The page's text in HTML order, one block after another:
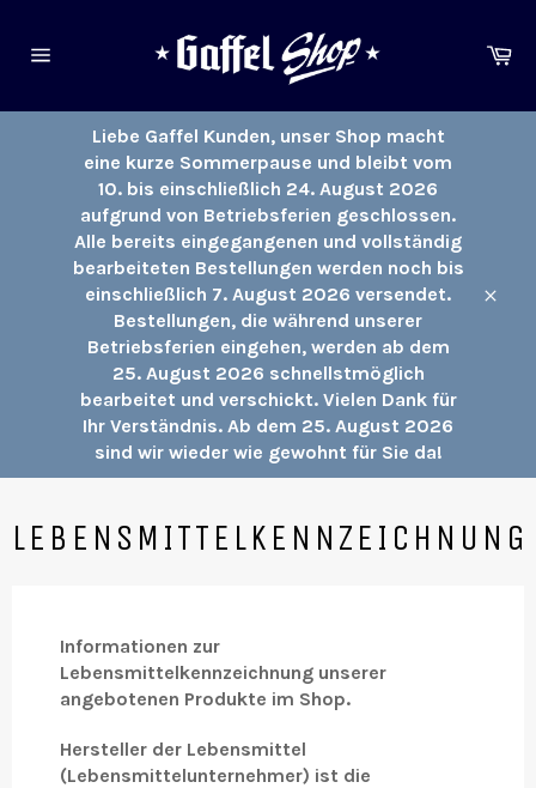
Inhalt
Seitennavigation
Liebe Gaffel Kunden, unser Shop macht
eine kurze Sommerpause und bleibt vom
10. bis einschließlich 24. August 2026
aufgrund von Betriebsferien geschlossen.
Alle bereits eingegangenen und vollständig
bearbeiteten Bestellungen werden noch bis
einschließlich 7. August 2026 versendet.
Bestellungen, die während unserer
Betriebsferien eingehen, werden ab dem
25. August 2026 schnellstmöglich
bearbeitet und verschickt. Vielen Dank für
Ihr Verständnis. Ab dem 25. August 2026
sind wir wieder wie gewohnt für Sie da!
LEBENSMITTELKENNZEICHNUNG
Informationen zur
Lebensmittelkennzeichnung unserer
angebotenen Produkte im Shop.
Hersteller der Lebensmittel
(Lebensmittelunternehmer) ist die